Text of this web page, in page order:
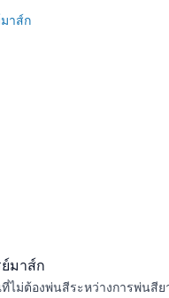
มาส์ก
ไม่ต้องพ่นสีระหว่างการพ่นสีย